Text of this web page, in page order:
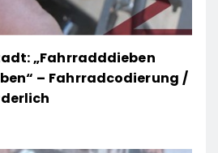
„Fahrradddieben
– Fahrradcodierung /